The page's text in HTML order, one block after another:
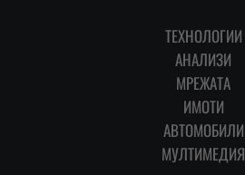
ТЕХНОЛОГИИ
АНАЛИЗИ
МРЕЖАТА
ИМОТИ
АВТОМОБИЛИ
МУЛТИМЕДИЯ